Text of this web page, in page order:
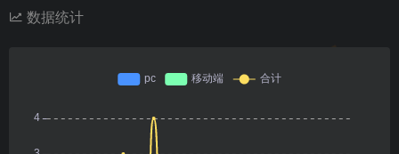
数据统计